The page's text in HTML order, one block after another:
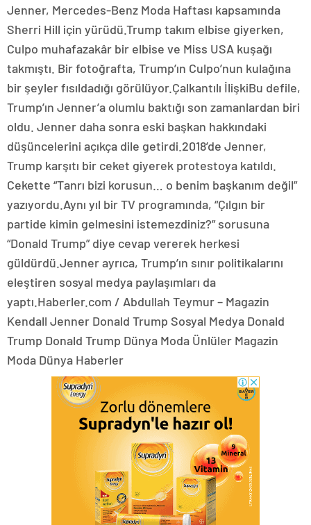
Jenner, Mercedes-Benz Moda Haftası kapsamında
Sherri Hill için yürüdü.Trump takım elbise giyerken,
Culpo muhafazakâr bir elbise ve Miss USA kuşağı
takmıştı. Bir fotoğrafta, Trump’ın Culpo’nun kulağına
bir şeyler fısıldadığı görülüyor.Çalkantılı İlişkiBu defile,
Trump’ın Jenner’a olumlu baktığı son zamanlardan biri
oldu. Jenner daha sonra eski başkan hakkındaki
düşüncelerini açıkça dile getirdi.2018’de Jenner,
Trump karşıtı bir ceket giyerek protestoya katıldı.
Cekette “Tanrı bizi korusun… o benim başkanım değil”
yazıyordu.Aynı yıl bir TV programında, “Çılgın bir
partide kimin gelmesini istemezdiniz?” sorusuna
“Donald Trump” diye cevap vererek herkesi
güldürdü.Jenner ayrıca, Trump’ın sınır politikalarını
eleştiren sosyal medya paylaşımları da
yaptı.Haberler.com / Abdullah Teymur – Magazin
Kendall Jenner Donald Trump Sosyal Medya Donald
Trump Donald Trump Dünya Moda Ünlüler Magazin
Moda Dünya Haberler